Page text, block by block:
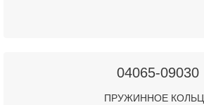
04065-09030
ПРУЖИННОЕ